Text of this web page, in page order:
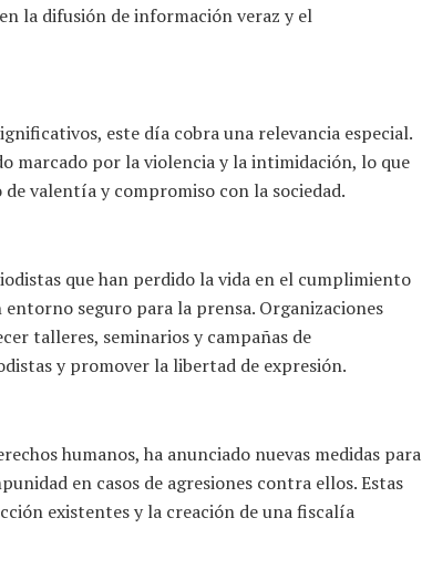
la difusión de información veraz y el
este día cobra una relevancia especial.
marcado por la violencia y la intimidación, lo que
valentía y compromiso con la sociedad.
que han perdido la vida en el cumplimiento
seguro para la prensa. Organizaciones
talleres, seminarios y campañas de
y promover la libertad de expresión.
humanos, ha anunciado nuevas medidas para
en casos de agresiones contra ellos. Estas
existentes y la creación de una fiscalía